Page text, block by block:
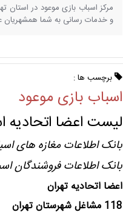
مرکز اسباب بازی موعود در
و خدمات رسانی به شما همشهریان
برچسب ها :
اسباب بازی موعود
لیست اعضا اتحادیه
بانک اطلاعات مغازه های
بانک اطلاعات فروشندگان
اعضا اتحادیه تهران
118 مشاغل شهرستان تهران